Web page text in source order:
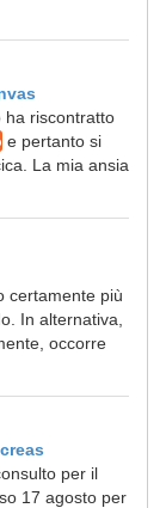
ha riscontratto
e pertanto si
La mia ansia
certamente più
In alternativa,
occorre
per il
17 agosto per